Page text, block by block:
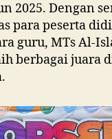
2025. Dengan
para peserta
guru, MTs Al-
berbagai juara